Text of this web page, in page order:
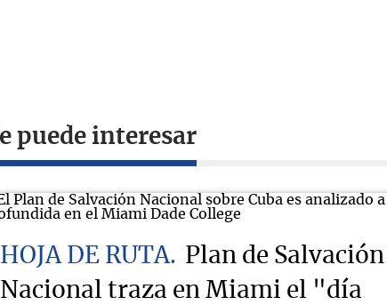
puede interesar
HOJA DE RUTA
Plan de Salvación
Nacional traza en Miami el "día